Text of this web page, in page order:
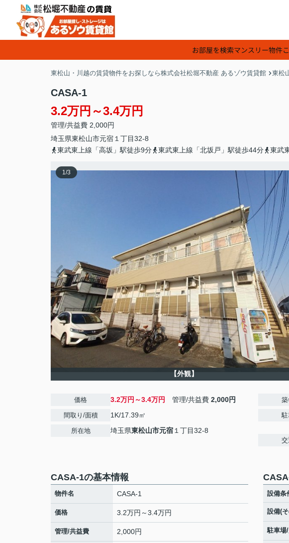
お部屋を検索マンスリー物件
東松山・川越の賃貸物件をお探しなら株式会社松堀不動産 あるゾウ賃貸館 東松
CASA-1
3.2万円～3.4万円
管理/共益費 2,000円
埼玉県東松山市元宿 １丁目32-8
東武東上線「高坂」駅徒歩9分
東武東上線「北坂戸」駅徒歩44分 東武
1/3
【外観】
価格 3.2万円～3.4万円 管理/共益費 2,000円
間取り/面積 1K/17.39㎡
所在地 埼玉県東松山市元宿 １丁目32-8
交
CASA-1の基本情報
物件名 CASA-1
価格 3.2万円～3.4万円
管理/共益費 2,000円
設備条
設備(
駐車場